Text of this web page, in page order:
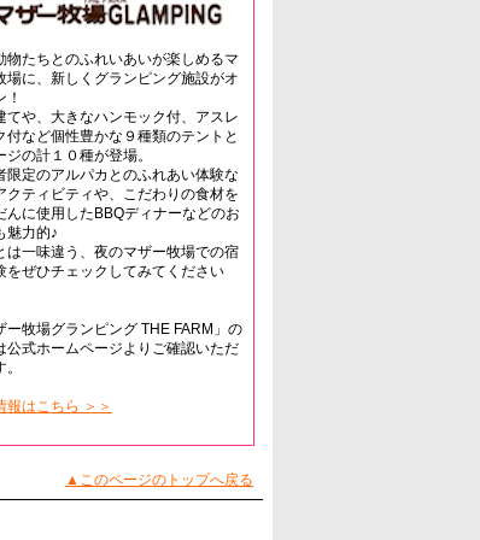
物たちとのふれいあいが楽しめるマ
場に、新しくグランピング施設がオ
！
てや、大きなハンモック付、アスレ
付など個性豊かな９種類のテントと
ジの計１０種が登場。
限定のアルパカとのふれあい体験な
クティビティや、こだわりの食材を
んに使用したBBQディナーなどのお
魅力的♪
は一味違う、夜のマザー牧場での宿
をぜひチェックしてみてください
ー牧場グランピング THE FARM」の
公式ホームページよりご確認いただ
報はこちら ＞＞
▲このページのトップへ戻る